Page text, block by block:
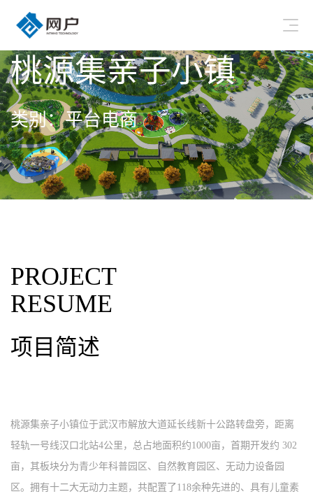
桃源集亲子小镇
类别：平台电商
PROJECT
RESUME
项目简述
桃源集亲子小镇位于武汉市解放大道延长线新十公路转盘旁，距离
轻轨一号线汉口北站4公里，总占地面积约1000亩，首期开发约 302
亩，其板块分为青少年科普园区、自然教育园区、无动力设备园
区。拥有十二大无动力主题，共配置了118余种先进的、具有儿童素